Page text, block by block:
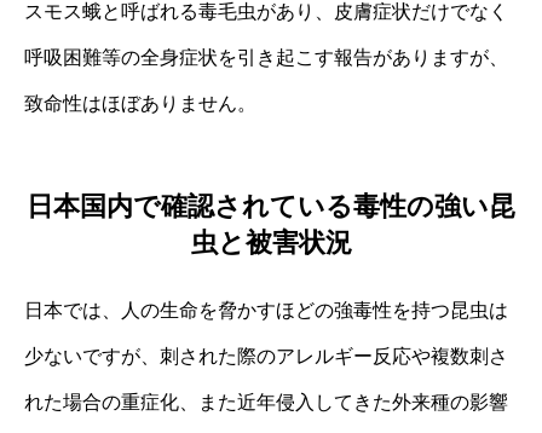
スモス蛾と呼ばれる毒毛虫があり、皮膚症状だけでなく
呼吸困難等の全身症状を引き起こす報告がありますが、
致命性はほぼありません。
日本国内で確認されている毒性の強い昆
虫と被害状況
日本では、人の生命を脅かすほどの強毒性を持つ昆虫は
少ないですが、刺された際のアレルギー反応や複数刺さ
れた場合の重症化、また近年侵入してきた外来種の影響